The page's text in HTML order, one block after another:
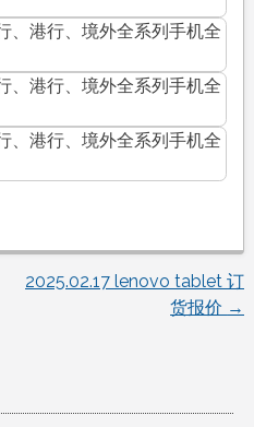
2025.02.17 lenovo tablet 订
货报价 →